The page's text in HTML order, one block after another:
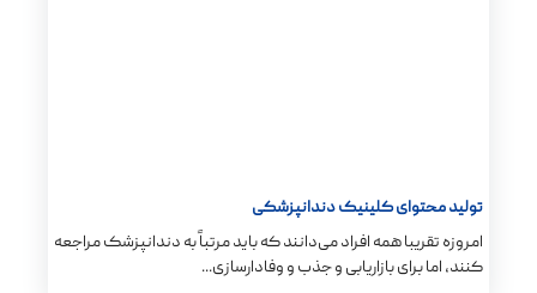
تولید محتوای کلینیک دندانپزشکی
امروزه تقریبا همه افراد می‌دانند که باید مرتباً به دندانپزشک مراجعه
کنند، اما برای بازاریابی و جذب و وفادارسازی...